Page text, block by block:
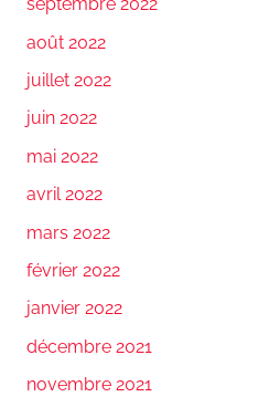
septembre 2022
août 2022
juillet 2022
juin 2022
mai 2022
avril 2022
mars 2022
février 2022
janvier 2022
décembre 2021
novembre 2021